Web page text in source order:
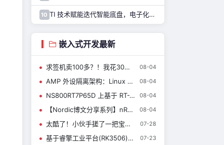
10 TI 技术赋能迭代智能底盘，电子化重构整车行驶逻辑与驾乘体验
嵌入式开发最新
求签机卖100多？！我花30就做出来了，还增加了11种玩法…… 08-04
AMP 外设隔离架构：Linux 与 RT-Thread 的异构外设划分实战 08-04
NS800RT7P65D 上基于 RT-Thread 的CAN/CAN-FD 驱动测试应用| 技术集结 08-04
【Nordic博文分享系列】nRF Connect SDK 3.4.0 长期支持版本来了！ 08-04
太酷了！小伙手搓了一把宝剑！有剑魂的那种…… 07-28
基于睿擎工业平台(RK3506)移植 OpenCV 并结合 YOLO 实现光伏红外故障检测 07-23